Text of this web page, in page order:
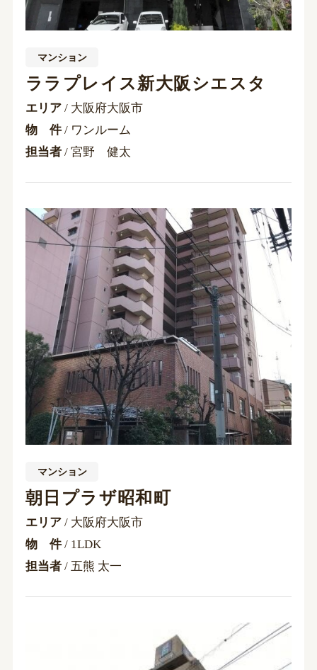
マンション
ララプレイス新大阪シエスタ
エリア/ 大阪府大阪市
物 件/ ワンルーム
担当者/ 宮野 健太
マンション
朝日プラザ昭和町
エリア/ 大阪府大阪市
物 件/ 1LDK
担当者/ 五熊 太一